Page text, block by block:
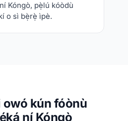
Kóngò, pẹ̀lú kóòdù
o sì bẹ̀rẹ̀ ìpè.
owó kún fóònù
ní Kóngò